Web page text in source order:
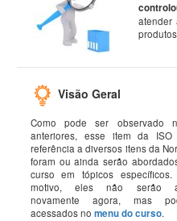
atender
Visão Geral
Como pode ser observado
anteriores, esse item da
referência a diversos itens da
foram ou ainda serão
curso em tópicos
motivo, eles não serão
novamente agora, mas
acessados no menu do curso.